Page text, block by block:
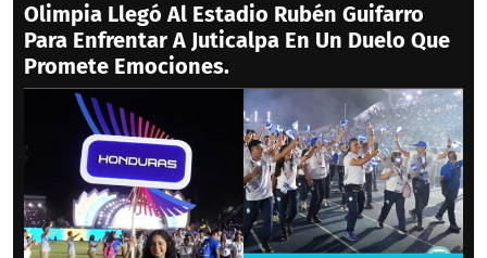
Olimpia Llegó Al Estadio Rubén Guifarro
Para Enfrentar A Juticalpa En Un Duelo Que
Promete Emociones.